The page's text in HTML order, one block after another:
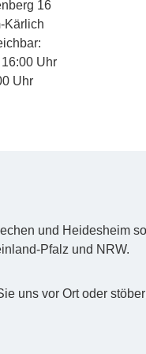
von
Nutztieren und
Von Kindern
für entsprechende
Außerhalb der
16
Kärlich
Uhr
Uhr
und Heidesheim
Pfalz und NRW.
uns vor Ort oder